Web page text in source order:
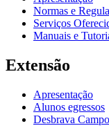
Normas e
Serviços
Manuais e
Extensão
Apresentação
Alunos egressos
Desbrava